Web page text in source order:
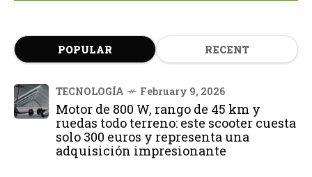
POPULAR RECENT
TECNOLOGÍA February 9, 2026
Motor de 800 W, rango de 45 km y
ruedas todo terreno: este scooter cuesta
solo 300 euros y representa una
adquisición impresionante